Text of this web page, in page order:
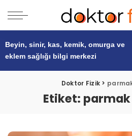
Beyin, sinir, kas, kemik, omurga ve
eklem sağlığı bilgi merkezi
Doktor Fizik >
Etiket: